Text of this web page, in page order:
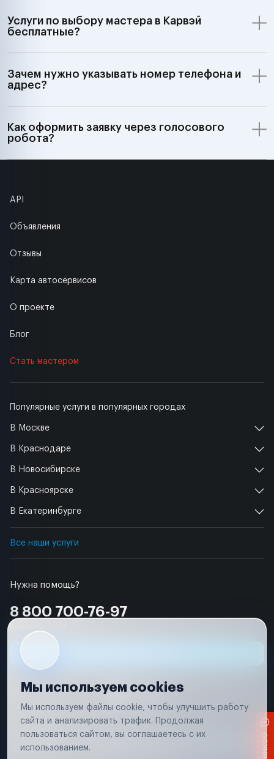
Услуги по выбору мастера в Карвэй
бесплатные?
Зачем нужно указывать номер телефона и
адрес?
Как оформить заявку через голосового
робота?
Нужна помощь?
8 800 700-76-97
Популярные услуги в популярных городах
В Москве
В Краснодаре
В Новосибирске
В Красноярске
В Екатеринбурге
Все наши услуги
API
Объявления
Отзывы
Карта автосервисов
О проекте
Блог
Стать мастером
Условия использования
Вся информация, представленная на сайте, носит исключительно
соответствии с положениями статьи 437 (п. 2) Гражданского кодекса
Мы используем cookies
Мы используем файлы cookie, чтобы улучшить работу
сайта и анализировать трафик. Продолжая
пользоваться сайтом, вы соглашаетесь с их
использованием.